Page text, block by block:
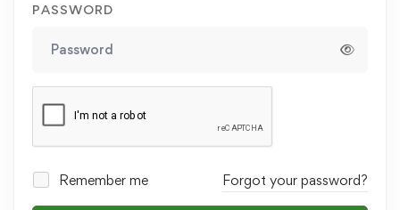
PASSWORD
Remember me Forgot your password?